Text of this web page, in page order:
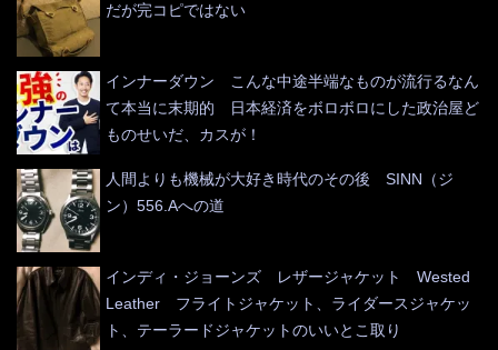
だが完コピではない
インナーダウン こんな中途半端なものが流行るなん
て本当に末期的 日本経済をボロボロにした政治屋ど
ものせいだ、カスが！
人間よりも機械が大好き時代のその後 SINN（ジ
ン）556.Aへの道
インディ・ジョーンズ レザージャケット Wested
Leather フライトジャケット、ライダースジャケッ
ト、テーラードジャケットのいいとこ取り